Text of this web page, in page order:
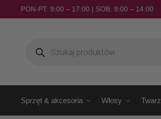
PON-PT: 9:00 – 17:00 | SOB: 9:00 – 14:00
Sprzęt & akcesoria Włosy Twarz